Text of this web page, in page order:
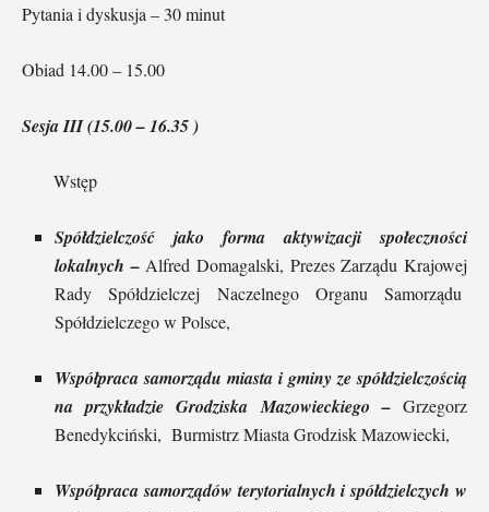
Pytania i dyskusja – 30 minut
Obiad 14.00 – 15.00
Sesja III (15.00 – 16.35 )
Wstęp
Spółdzielczość jako forma aktywizacji społeczności
lokalnych – Alfred Domagalski, Prezes Zarządu Krajowej
Rady Spółdzielczej Naczelnego Organu Samorządu
Spółdzielczego w Polsce,
Współpraca samorządu miasta i gminy ze spółdzielczością
na przykładzie Grodziska Mazowieckiego–Grzegorz
Benedykciński, Burmistrz Miasta Grodzisk Mazowiecki,
Współpraca samorządów terytorialnych i spółdzielczych w